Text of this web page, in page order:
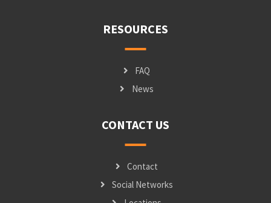
RESOURCES
FAQ
News
CONTACT US
Contact
Social Networks